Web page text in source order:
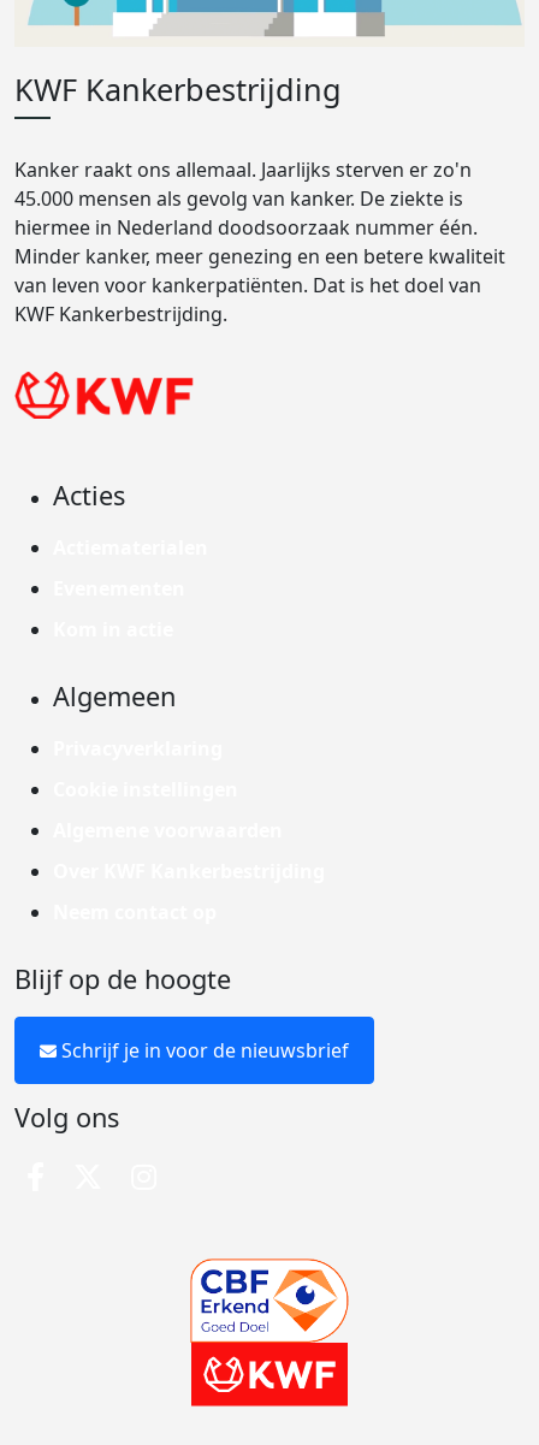
KWF Kankerbestrijding
Kanker raakt ons allemaal. Jaarlijks sterven er zo'n
45.000 mensen als gevolg van kanker. De ziekte is
hiermee in Nederland doodsoorzaak nummer één.
Minder kanker, meer genezing en een betere kwaliteit
van leven voor kankerpatiënten. Dat is het doel van
KWF Kankerbestrijding.
Acties
Algemeen
Blijf op de hoogte
Schrijf je in voor de nieuwsbrief
Volg ons